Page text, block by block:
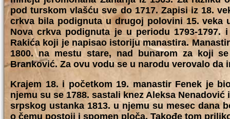
pod turskom vlašću sve do 1717. Zapisi iz 18.
crkva bila podignuta u drugoj polovini 15. veka
Nova crkva podignuta je u periodu 1793-1797.
Rakića koji je napisao istoriju manastira.
1800. na mestu stare, nad bunarom za koji
Branković. Za ovu vodu se u narodu verovalo da
Krajem 18. i početkom 19. manastir Fenek je
njemu su se 1788. sastali knez Aleksa
srpskog ustanka 1813. u njemu su mesec dana
o čemu postoji i spomen ploča. Takođe tom